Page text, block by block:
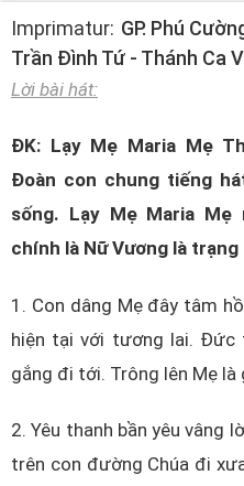
Imprimatur: GP. Phú
Trần Đình Tứ - Thánh Ca
Lời bài hát:
ĐK: Lạy Mẹ Maria Mẹ
Đoàn con chung tiếng
sống. Lạy Mẹ Maria
chính là Nữ Vương là trạng
1. Con dâng Mẹ đây tâm
hiện tại với tương lai. Đức
gắng đi tới. Trông lên Mẹ
2. Yêu thanh bần yêu vâng
trên con đường Chúa đi